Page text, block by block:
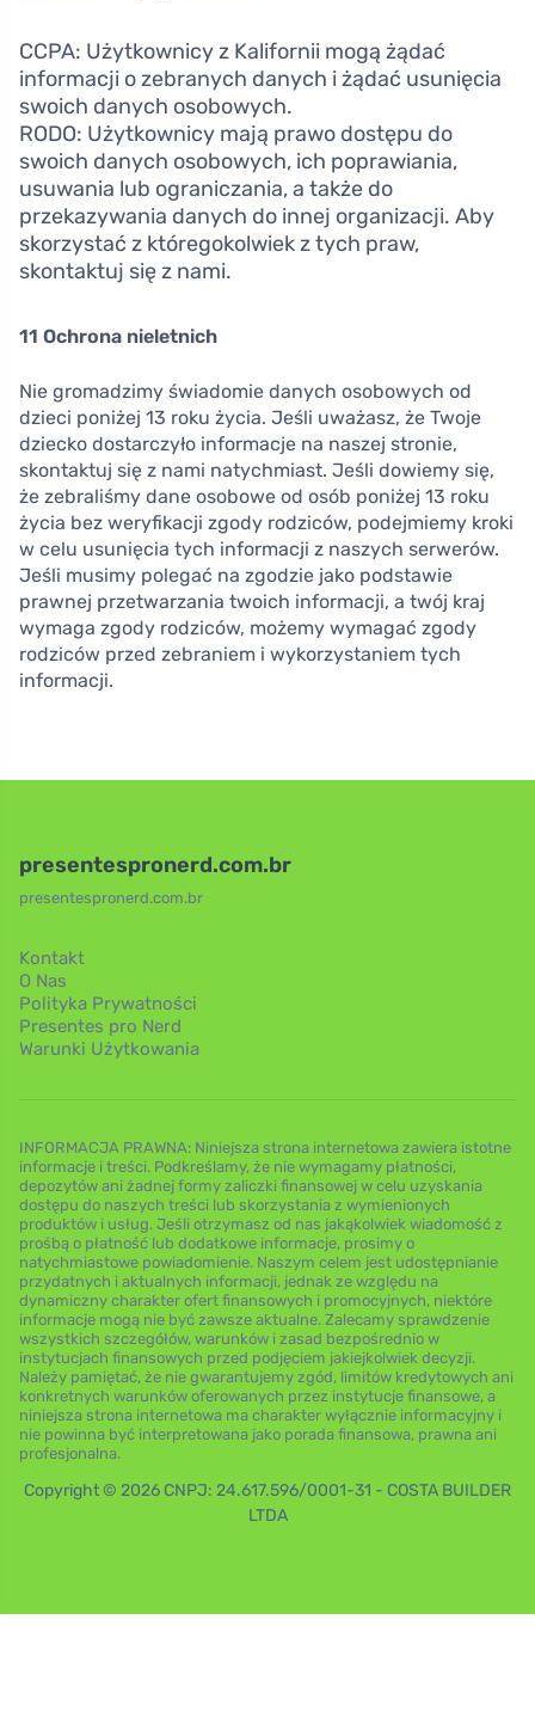
CCPA: Użytkownicy z Kalifornii mogą żądać
informacji o zebranych danych i żądać usunięcia
swoich danych osobowych.
RODO: Użytkownicy mają prawo dostępu do
swoich danych osobowych, ich poprawiania,
usuwania lub ograniczania, a także do
przekazywania danych do innej organizacji. Aby
skorzystać z któregokolwiek z tych praw,
skontaktuj się z nami.
11 Ochrona nieletnich
Nie gromadzimy świadomie danych osobowych od
dzieci poniżej 13 roku życia. Jeśli uważasz, że Twoje
dziecko dostarczyło informacje na naszej stronie,
skontaktuj się z nami natychmiast. Jeśli dowiemy się,
że zebraliśmy dane osobowe od osób poniżej 13 roku
życia bez weryfikacji zgody rodziców, podejmiemy kroki
w celu usunięcia tych informacji z naszych serwerów.
Jeśli musimy polegać na zgodzie jako podstawie
prawnej przetwarzania twoich informacji, a twój kraj
wymaga zgody rodziców, możemy wymagać zgody
rodziców przed zebraniem i wykorzystaniem tych
informacji.
presentespronerd.com.br
presentespronerd.com.br
Kontakt
O Nas
Polityka Prywatności
Presentes pro Nerd
Warunki Użytkowania
INFORMACJA PRAWNA: Niniejsza strona internetowa zawiera istotne
informacje i treści. Podkreślamy, że nie wymagamy płatności,
depozytów ani żadnej formy zaliczki finansowej w celu uzyskania
dostępu do naszych treści lub skorzystania z wymienionych
produktów i usług. Jeśli otrzymasz od nas jakąkolwiek wiadomość z
prośbą o płatność lub dodatkowe informacje, prosimy o
natychmiastowe powiadomienie. Naszym celem jest udostępnianie
przydatnych i aktualnych informacji, jednak ze względu na
dynamiczny charakter ofert finansowych i promocyjnych, niektóre
informacje mogą nie być zawsze aktualne. Zalecamy sprawdzenie
wszystkich szczegółów, warunków i zasad bezpośrednio w
instytucjach finansowych przed podjęciem jakiejkolwiek decyzji.
Należy pamiętać, że nie gwarantujemy zgód, limitów kredytowych ani
konkretnych warunków oferowanych przez instytucje finansowe, a
niniejsza strona internetowa ma charakter wyłącznie informacyjny i
nie powinna być interpretowana jako porada finansowa, prawna ani
profesjonalna.
Copyright © 2026 CNPJ: 24.617.596/0001-31 - COSTA BUILDER
LTDA